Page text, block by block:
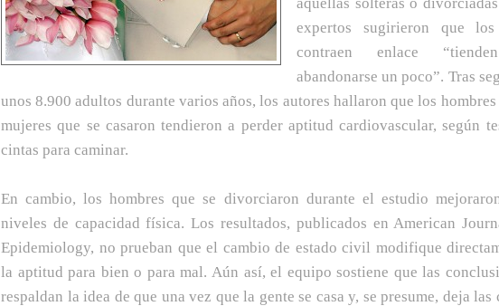
expertos sugirieron que
contraen enlace
abandonarse un poco”. Tras
unos 8.900 adultos durante varios años, los autores hallaron que los hombres
mujeres que se casaron tendieron a perder aptitud cardiovascular, según
cintas para caminar.
En cambio, los hombres que se divorciaron durante el estudio
niveles de capacidad física. Los resultados, publicados en American
Epidemiology, no prueban que el cambio de estado civil modifique
la aptitud para bien o para mal. Aún así, el equipo sostiene que las
respaldan la idea de que una vez que la gente se casa y, se presume, deja las